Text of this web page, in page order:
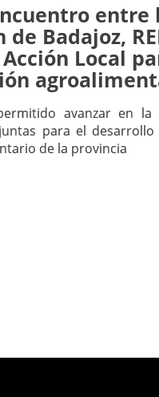
entre
Badajoz,
Local
avanzar en la
para el
de la provincia